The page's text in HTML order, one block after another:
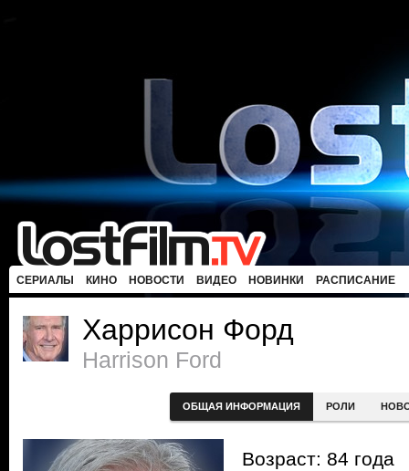
СЕРИАЛЫ КИНО НОВОСТИ ВИДЕО НОВИНКИ РАСПИСАНИЕ
Харрисон Форд
Harrison Ford
ОБЩАЯ ИНФОРМАЦИЯ РОЛИ
Возраст: 84 года